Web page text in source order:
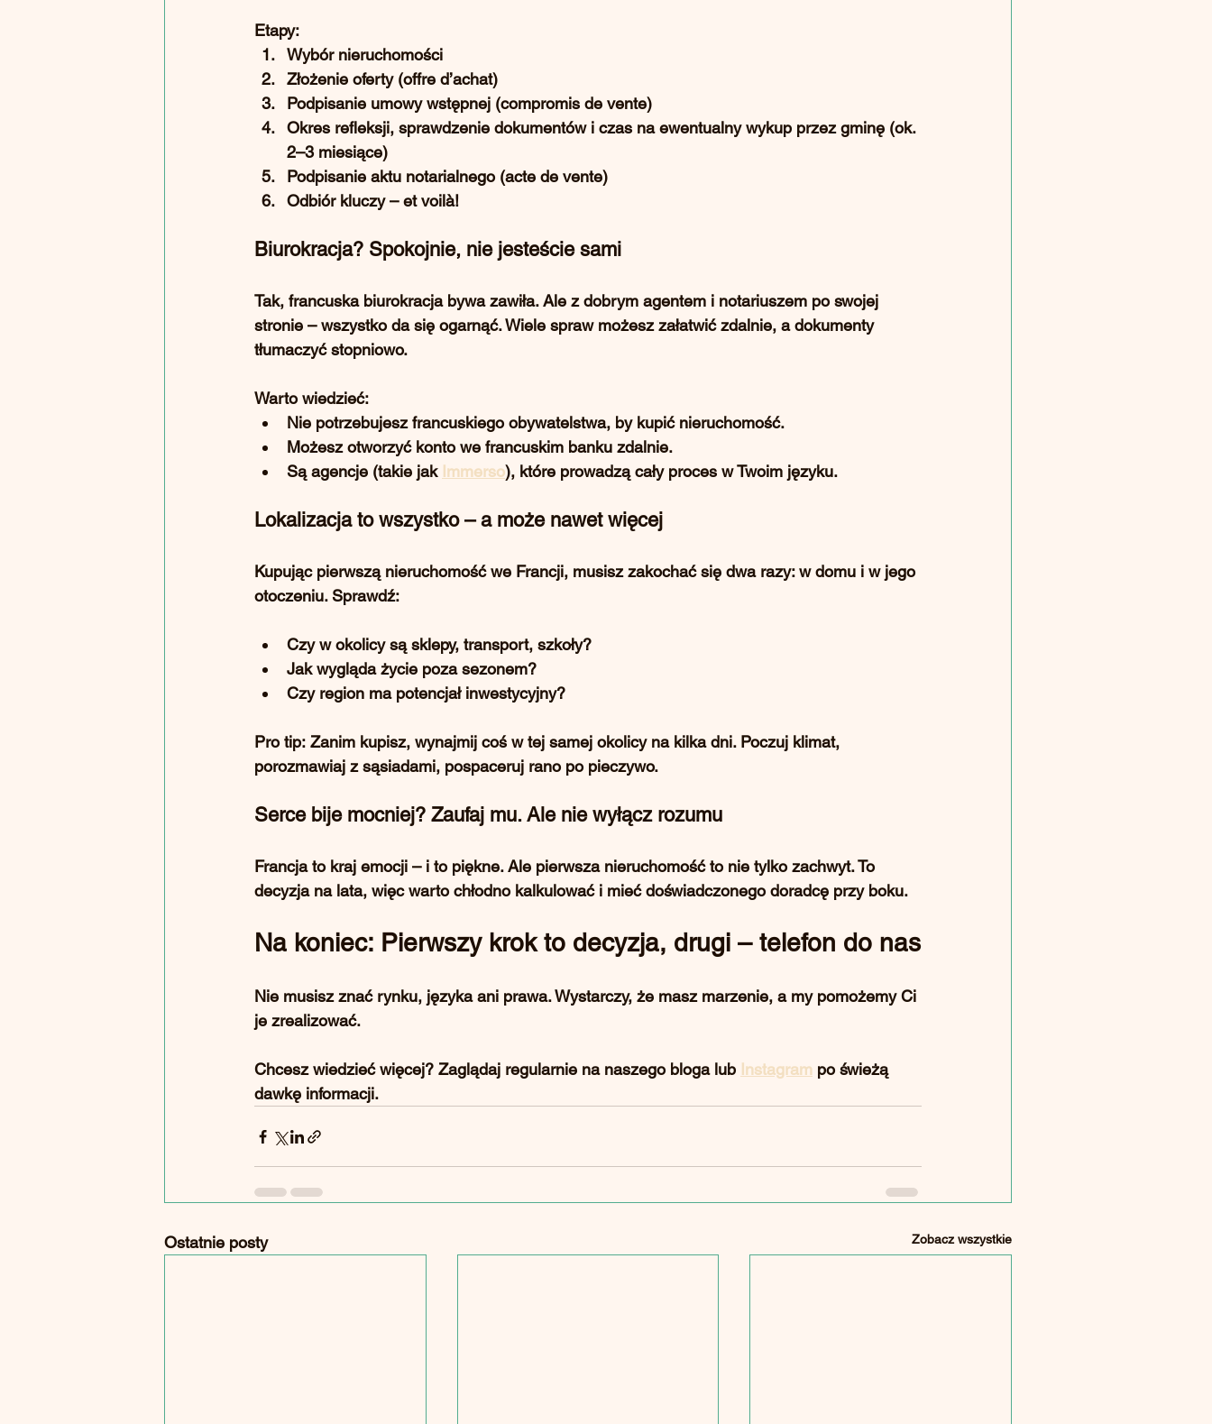
Etapy:
Wybór nieruchomości
Złożenie oferty (offre d’achat)
Podpisanie umowy wstępnej (compromis de vente)
Okres refleksji, sprawdzenie dokumentów i czas na ewentualny wykup przez gminę (ok.
2–3 miesiące)
Podpisanie aktu notarialnego (acte de vente)
Odbiór kluczy – et voilà!
Biurokracja? Spokojnie, nie jesteście sami
Tak, francuska biurokracja bywa zawiła. Ale z dobrym agentem i notariuszem po swojej
stronie – wszystko da się ogarnąć. Wiele spraw możesz załatwić zdalnie, a dokumenty
tłumaczyć stopniowo.
Warto wiedzieć:
Nie potrzebujesz francuskiego obywatelstwa, by kupić nieruchomość.
Możesz otworzyć konto we francuskim banku zdalnie.
Są agencje (takie jak Immerso), które prowadzą cały proces w Twoim języku.
Lokalizacja to wszystko – a może nawet więcej
Kupując pierwszą nieruchomość we Francji, musisz zakochać się dwa razy: w domu i w jego
otoczeniu. Sprawdź:
Czy w okolicy są sklepy, transport, szkoły?
Jak wygląda życie poza sezonem?
Czy region ma potencjał inwestycyjny?
Pro tip: Zanim kupisz, wynajmij coś w tej samej okolicy na kilka dni. Poczuj klimat,
porozmawiaj z sąsiadami, pospaceruj rano po pieczywo.
Serce bije mocniej? Zaufaj mu. Ale nie wyłącz rozumu
Francja to kraj emocji – i to piękne. Ale pierwsza nieruchomość to nie tylko zachwyt. To
decyzja na lata, więc warto chłodno kalkulować i mieć doświadczonego doradcę przy boku.
Na koniec: Pierwszy krok to decyzja, drugi – telefon do nas
Nie musisz znać rynku, języka ani prawa. Wystarczy, że masz marzenie, a my pomożemy Ci
je zrealizować.
Chcesz wiedzieć więcej? Zaglądaj regularnie na naszego bloga lub Instagram po świeżą
dawkę informacji.
Ostatnie posty Zobacz wszystkie